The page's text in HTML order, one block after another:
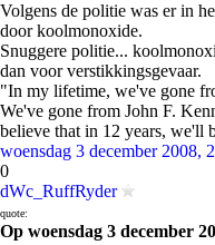
Volgens de politie was er in
door koolmonoxide.
Snuggere politie...
dan voor verstikkingsgevaar.
"In my lifetime, we've gone
We've gone from John F.
believe that in 12 years,
woensdag 3 december 2008,
0
dWc_RuffRyder
quote:
Op woensdag 3 december